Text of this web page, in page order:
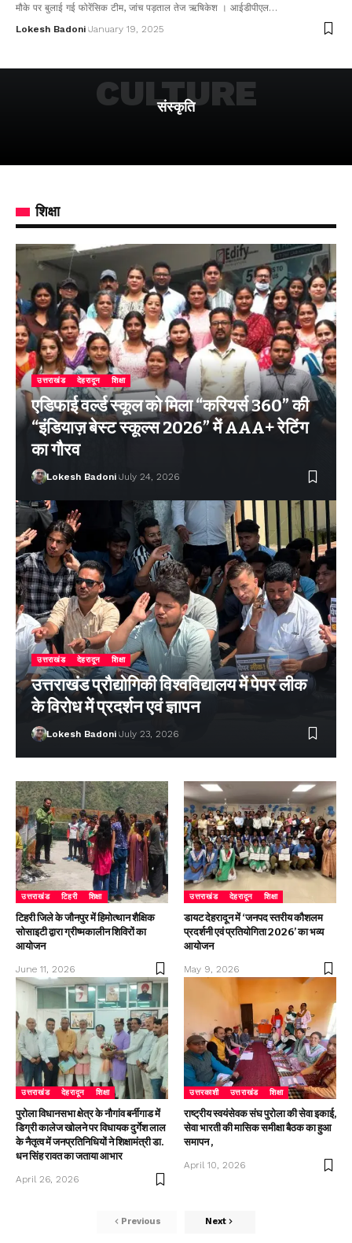
मौके पर बुलाई गई फोरेंसिक टीम, जांच पड़ताल तेज ऋषिकेश । आईडीपीएल…
Lokesh Badoni January 19, 2025
संस्कृति
CULTURE
शिक्षा
उत्तराखंड देहरादून शिक्षा
एडिफाई वर्ल्ड स्कूल को मिला “करियर्स 360” की
“इंडियाज़ बेस्ट स्कूल्स 2026” में AAA+ रेटिंग
का गौरव
Lokesh Badoni July 24, 2026
उत्तराखंड देहरादून शिक्षा
उत्तराखंड प्रौद्योगिकी विश्वविद्यालय में पेपर लीक
के विरोध में प्रदर्शन एवं ज्ञापन
Lokesh Badoni July 23, 2026
उत्तराखंड टिहरी शिक्षा
टिहरी जिले के जौनपुर में हिमोत्थान शैक्षिक
सोसाइटी द्वारा ग्रीष्मकालीन शिविरों का
आयोजन
June 11, 2026
उत्तराखंड देहरादून शिक्षा
डायट देहरादून में ‘जनपद स्तरीय कौशलम
प्रदर्शनी एवं प्रतियोगिता 2026’ का भव्य
आयोजन
May 9, 2026
उत्तराखंड देहरादून शिक्षा
पुरोला विधानसभा क्षेत्र के नौगांव बर्नीगाड में
डिग्री कालेज खोलने पर विधायक दुर्गेश लाल
के नैतृत्व में जनप्रतिनिधियों ने शिक्षामंत्री डा.
धन सिंह रावत का जताया आभार
April 26, 2026
उत्तरकाशी उत्तराखंड शिक्षा
राष्ट्रीय स्वयंसेवक संघ पुरोला की सेवा इकाई,
सेवा भारती की मासिक समीक्षा बैठक का हुआ
समापन ,
April 10, 2026
Previous Next